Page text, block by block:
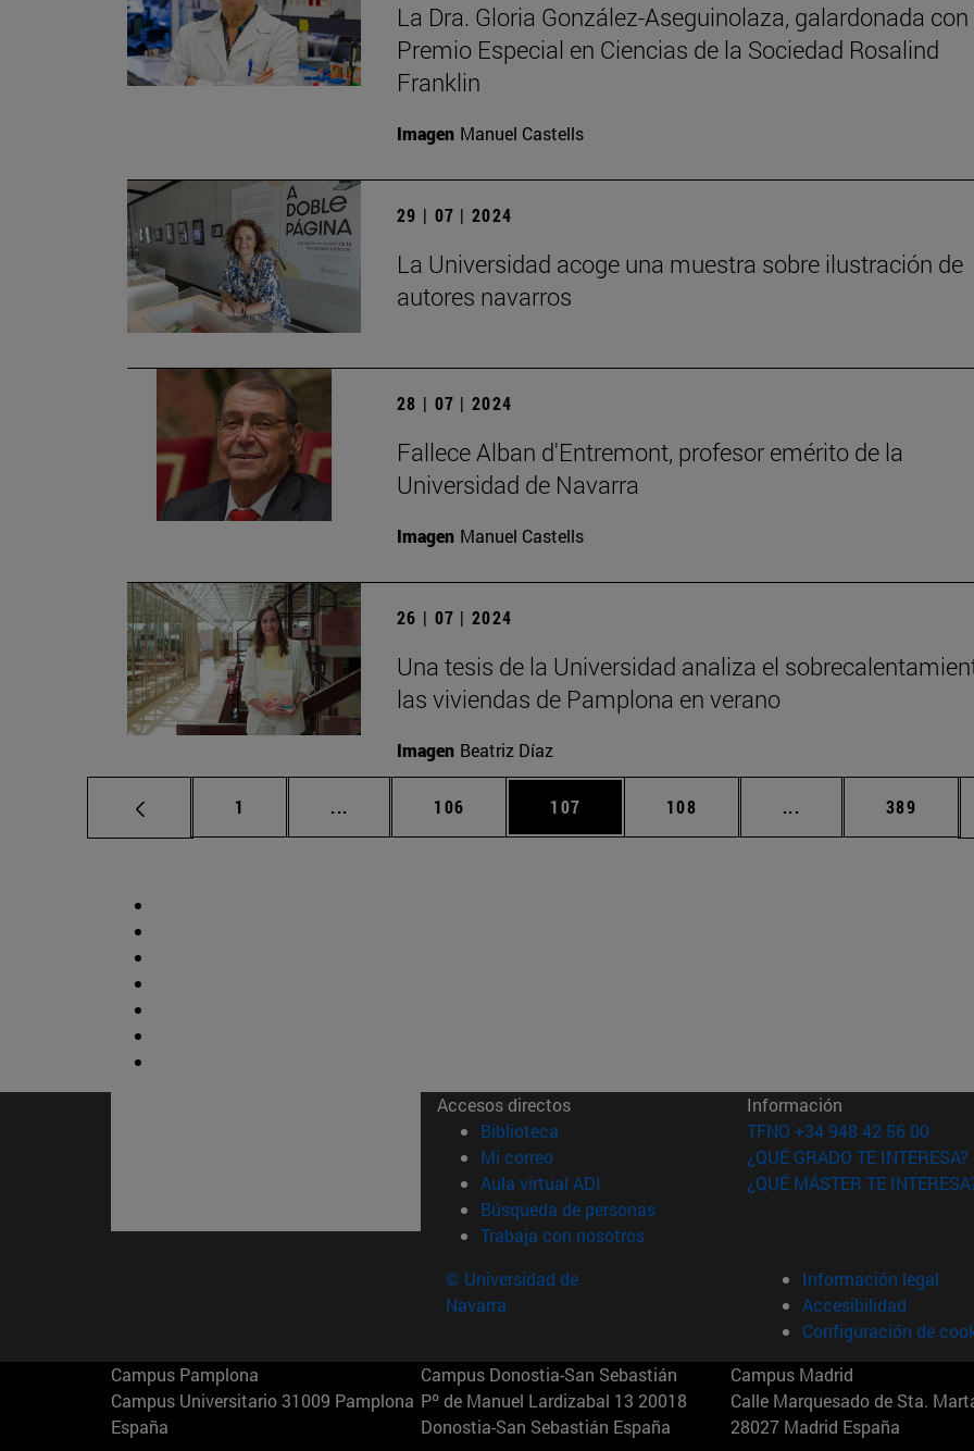
La Dra. Gloria González-Aseguinolaza, galardonada con
Premio Especial en Ciencias de la Sociedad Rosalind
Franklin
Imagen Manuel Castells
29 | 07 | 2024
La Universidad acoge una muestra sobre ilustración de
autores navarros
28 | 07 | 2024
Fallece Alban d'Entremont, profesor emérito de la
Universidad de Navarra
Imagen Manuel Castells
26 | 07 | 2024
Una tesis de la Universidad analiza el
las viviendas de Pamplona en verano
Imagen Beatriz Díaz
Página
1 ... Páginas intermedias Use TAB para desplazarse.
Página
106 Página
107 Página
108 ... Páginas Página
389
Accesos directos
Biblioteca (abre en nueva ventana)
Mi correo(abre en nueva ventana)
Aula virtual ADI (abre en nueva ventana)
Búsqueda de personas(abre en nueva ventana)
Trabaja con nosotros(abre en nueva ventana)
Información
TFNO +34 948 42 56 00
¿QUÉ GRADO TE INTERESA?
¿QUÉ MÁSTER TE
© Universidad de
Navarra
Información legal
Accesibilidad
Configuración de
Campus Pamplona
Campus Universitario 31009 Pamplona
España
Campus Donostia-San Sebastián
Pº de Manuel Lardizabal 13 20018
Donostia-San Sebastián España
Campus Madrid
Calle Marquesado de Sta.
28027 Madrid España